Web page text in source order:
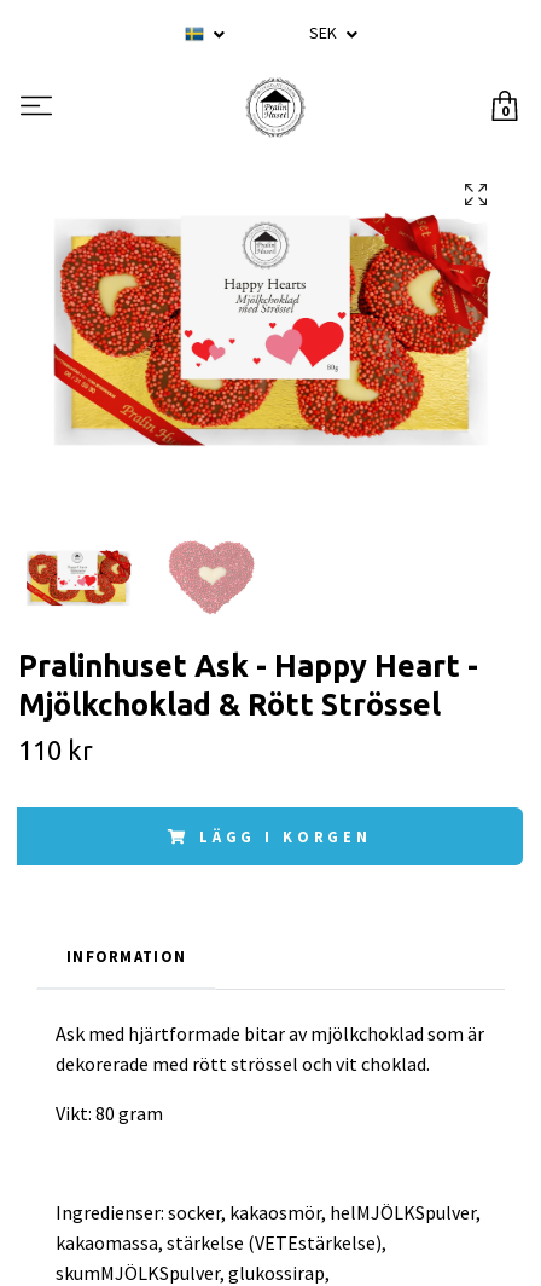
SEK
0
Pralinhuset Ask - Happy Heart -
Mjölkchoklad & Rött Strössel
110 kr
LÄGG I KORGEN
INFORMATION
Ask med hjärtformade bitar av mjölkchoklad som är
dekorerade med rött strössel och vit choklad.
Vikt: 80 gram
Ingredienser: socker, kakaosmör, helMJÖLKSpulver,
kakaomassa, stärkelse (VETEstärkelse),
skumMJÖLKSpulver, glukossirap,